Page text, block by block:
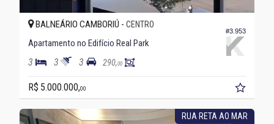
#3.953
BALNEÁRIO CAMBORIÚ - CENTRO
Apartamento no Edifício Real Park
3 3 3 290,00
R$ 5.000.000,00
RUA RETA AO MAR